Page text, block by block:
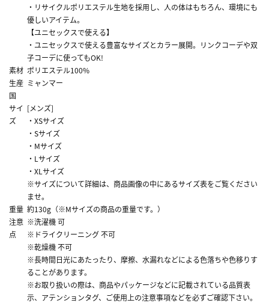
・リサイクルポリエステル生地を採用し、人の体はもちろん、環境にも
優しいアイテム。
【ユニセックスで使える】
・ユニセックスで使える豊富なサイズとカラー展開。リンクコーデや双
子コーデに使ってもOK!
素材 ポリエステル100%
生産
国
ミャンマー
サイ
ズ
[メンズ]
・XSサイズ
・Sサイズ
・Mサイズ
・Lサイズ
・XLサイズ
※サイズについて詳細は、商品画像の中にあるサイズ表をご覧ください
ませ。
重量 約130g（※Mサイズの商品の重量です。）
注意
点
※洗濯機 可
※ドライクリーニング 不可
※乾燥機 不可
※長時間日光にあたったり、摩擦、水漏れなどによる色落ちや色移りす
ることがあります。
※お取り扱いの際は、商品やパッケージなどに記載されている品質表
示、アテンションタグ、ご使用上の注意事項などを必ずご確認下さい。